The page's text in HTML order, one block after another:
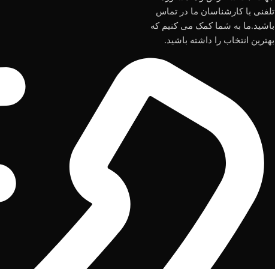
تلفنی با کارشناسان ما در تماس
باشید.ما به شما کمک می کنیم که
بهترین انتخاب را داشته باشید.